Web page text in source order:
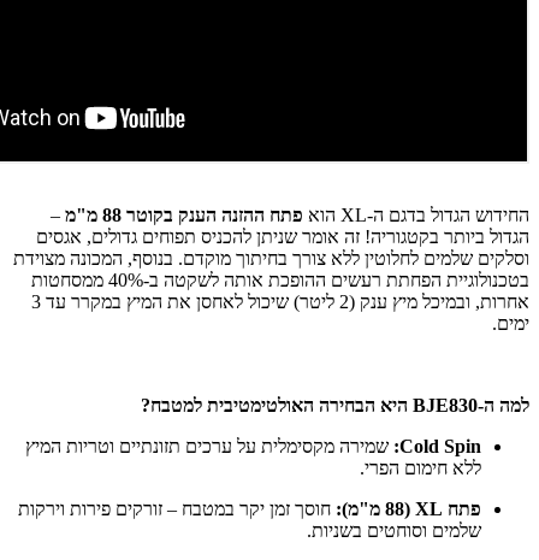
החידוש הגדול בדגם ה-XL הוא פתח ההזנה הענק בקוטר 88 מ"מ
–
הגדול ביותר בקטגוריה! זה אומר שניתן להכניס תפוחים גדולים, אגסים
וסלקים שלמים לחלוטין ללא צורך בחיתוך מוקדם. בנוסף, המכונה מצוידת
בטכנולוגיית הפחתת רעשים ההופכת אותה לשקטה ב-40% ממסחטות
אחרות, ובמיכל מיץ ענק (2 ליטר) שיכול לאחסן את המיץ במקרר עד 3
ימים.
למה ה-BJE830 היא הבחירה האולטימטיבית למטבח?
Cold Spin: שמירה מקסימלית על ערכים תזונתיים וטריות המיץ
ללא חימום הפרי.
פתח XL (88 מ"מ):
חוסך זמן יקר במטבח – זורקים פירות וירקות
שלמים וסוחטים בשניות.